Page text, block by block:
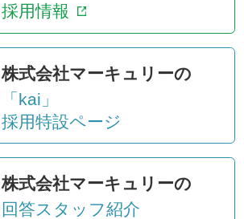
採用情報
株式会社マーキュリーの
「kai」
採用特設ページ
株式会社マーキュリーの
回答スタッフ紹介